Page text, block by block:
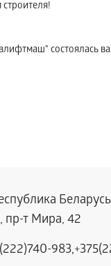
состоялась
пр-т Мира, 42
983,